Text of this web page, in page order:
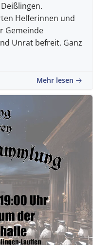
Helferinnen und
Gemeinde
Unrat befreit. Ganz
Mehr lesen